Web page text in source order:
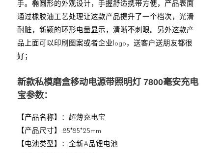
手。椭圆形的外观设计，手握舒适携带方便，产品表面
通过橡胶油工艺处理让这款产品提升了一个档次，光滑
耐脏，新颖的环形电量显示，清晰不刺眼。另外这款产
品上面可以印刷图案或者企业logo，送客户送朋友都很
好；
新款私模磨盒移动电源带照明灯 7800毫安充电
宝参数：
【产品名称】：超薄充电宝
【产品尺寸】:85*85*25mm
【电池类型】：全新A品锂电池